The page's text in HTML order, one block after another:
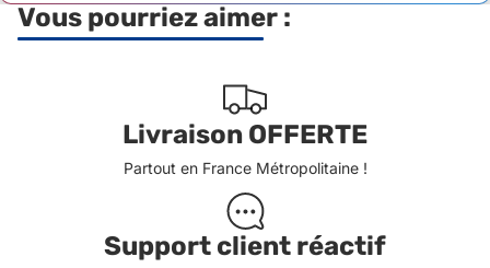
Vous pourriez aimer :
Livraison OFFERTE
Partout en France Métropolitaine !
Support client réactif